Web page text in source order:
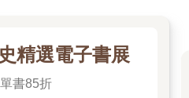
精選電子書展
書85折